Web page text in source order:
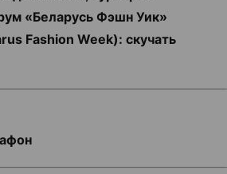
«Беларусь Фэшн Уик»
Fashion Week): скучать